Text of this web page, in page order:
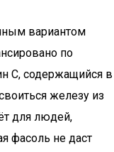
вариантом
по
С, содержащийся в
железу из
для людей,
фасоль не даст